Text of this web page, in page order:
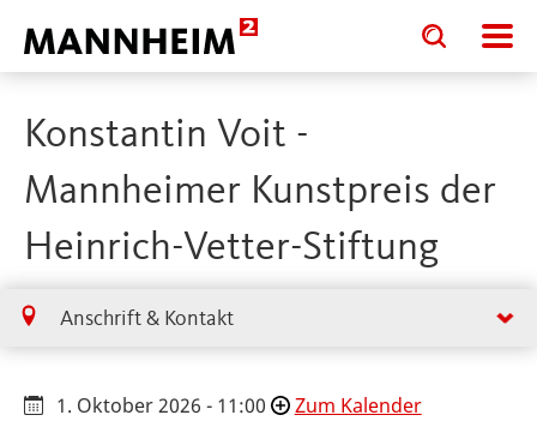
Toggle
search
input
Toggle
search
input
Konstantin Voit -
Mannheimer Kunstpreis der
Heinrich-Vetter-Stiftung
Anschrift & Kontakt
1. Oktober 2026 - 11:00
Zum Kalender